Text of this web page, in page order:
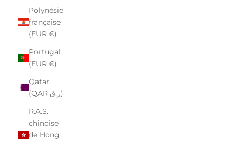
Polynésie
française
(EUR €)
Portugal
(EUR €)
Qatar
(QAR ر.ق)
R.A.S.
chinoise
de Hong